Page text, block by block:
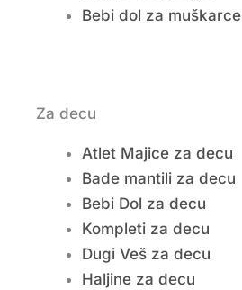
Bebi dol za muškarce
Za decu
Atlet Majice za decu
Bade mantili za decu
Bebi Dol za decu
Kompleti za decu
Dugi Veš za decu
Haljine za decu